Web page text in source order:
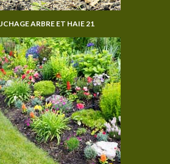
ARBRE ET HAIE 21